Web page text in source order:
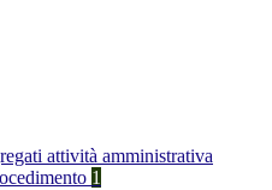
attività amministrativa
1